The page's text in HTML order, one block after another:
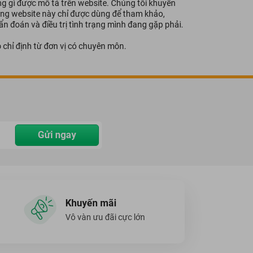
gì được mô tả trên website. Chúng tôi khuyến
website này chỉ được dùng để tham khảo,
đoán và điều trị tình trạng mình đang gặp phải.
định từ đơn vị có chuyên môn.
Gửi ngay
Khuyến mãi
Vô vàn ưu đãi cực lớn